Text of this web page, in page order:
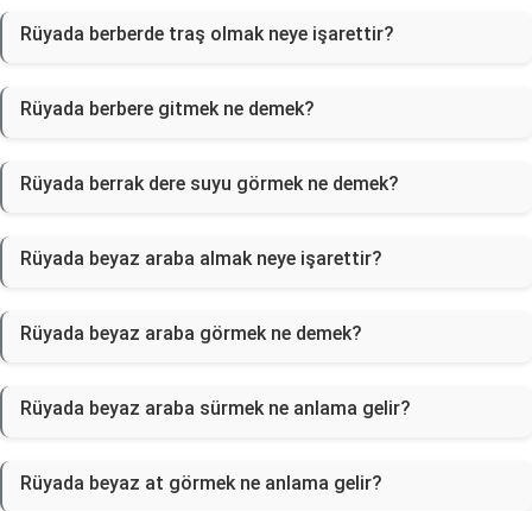
Rüyada berberde traş olmak neye işarettir?
Rüyada berbere gitmek ne demek?
Rüyada berrak dere suyu görmek ne demek?
Rüyada beyaz araba almak neye işarettir?
Rüyada beyaz araba görmek ne demek?
Rüyada beyaz araba sürmek ne anlama gelir?
Rüyada beyaz at görmek ne anlama gelir?